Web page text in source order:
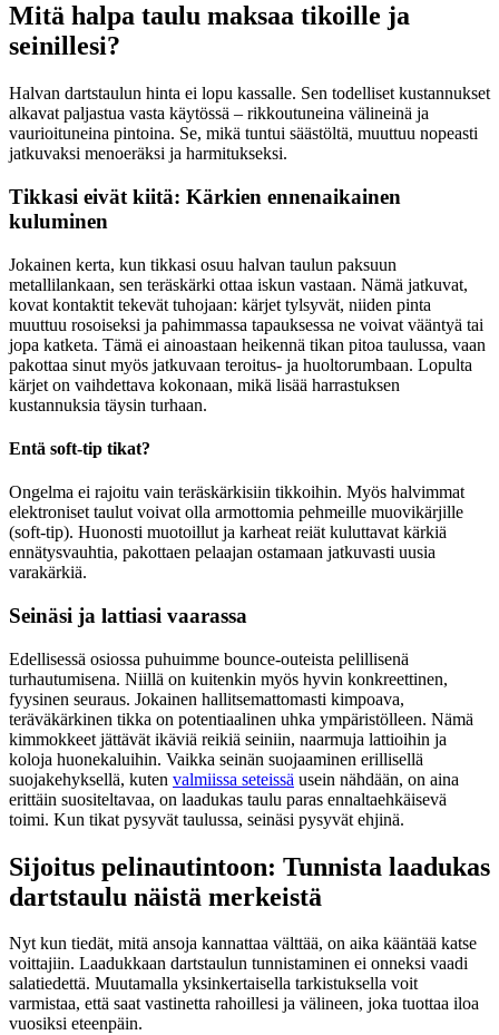
Mitä halpa taulu maksaa tikoille ja
seinillesi?
Halvan dartstaulun hinta ei lopu kassalle. Sen todelliset kustannukset
alkavat paljastua vasta käytössä – rikkoutuneina välineinä ja
vaurioituneina pintoina. Se, mikä tuntui säästöltä, muuttuu nopeasti
jatkuvaksi menoeräksi ja harmitukseksi.
Tikkasi eivät kiitä: Kärkien ennenaikainen
kuluminen
Jokainen kerta, kun tikkasi osuu halvan taulun paksuun
metallilankaan, sen teräskärki ottaa iskun vastaan. Nämä jatkuvat,
kovat kontaktit tekevät tuhojaan: kärjet tylsyvät, niiden pinta
muuttuu rosoiseksi ja pahimmassa tapauksessa ne voivat vääntyä tai
jopa katketa. Tämä ei ainoastaan heikennä tikan pitoa taulussa, vaan
pakottaa sinut myös jatkuvaan teroitus- ja huoltorumbaan. Lopulta
kärjet on vaihdettava kokonaan, mikä lisää harrastuksen
kustannuksia täysin turhaan.
Entä soft-tip tikat?
Ongelma ei rajoitu vain teräskärkisiin tikkoihin. Myös halvimmat
elektroniset taulut voivat olla armottomia pehmeille muovikärjille
(soft-tip). Huonosti muotoillut ja karheat reiät kuluttavat kärkiä
ennätysvauhtia, pakottaen pelaajan ostamaan jatkuvasti uusia
varakärkiä.
Seinäsi ja lattiasi vaarassa
Edellisessä osiossa puhuimme bounce-outeista pelillisenä
turhautumisena. Niillä on kuitenkin myös hyvin konkreettinen,
fyysinen seuraus. Jokainen hallitsemattomasti kimpoava,
teräväkärkinen tikka on potentiaalinen uhka ympäristölleen. Nämä
kimmokkeet jättävät ikäviä reikiä seiniin, naarmuja lattioihin ja
koloja huonekaluihin. Vaikka seinän suojaaminen erillisellä
suojakehyksellä, kuten valmiissa seteissä usein nähdään, on aina
erittäin suositeltavaa, on laadukas taulu paras ennaltaehkäisevä
toimi. Kun tikat pysyvät taulussa, seinäsi pysyvät ehjinä.
Sijoitus pelinautintoon: Tunnista laadukas
dartstaulu näistä merkeistä
Nyt kun tiedät, mitä ansoja kannattaa välttää, on aika kääntää katse
voittajiin. Laadukkaan dartstaulun tunnistaminen ei onneksi vaadi
salatiedettä. Muutamalla yksinkertaisella tarkistuksella voit
varmistaa, että saat vastinetta rahoillesi ja välineen, joka tuottaa iloa
vuosiksi eteenpäin.